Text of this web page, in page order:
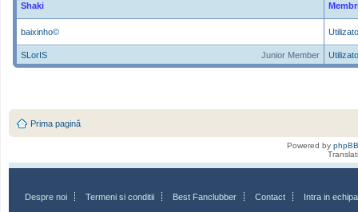
Shaki
baixinho©
Junior Member
SLorIS
Prima pagină
Powered by phpBB
Despre noi Termeni si conditii Best Fanclubber Contact Intra in